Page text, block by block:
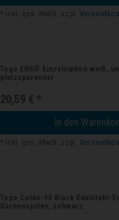
* inkl. ges. MwSt. zzgl.
Togo ENSIF Einzelsiphon weiß,
platzsparender
20,59 € *
In den
* inkl. ges. MwSt. zzgl.
Togo Colan-40 Black Edelstahl-
Küchenspülen, schwarz